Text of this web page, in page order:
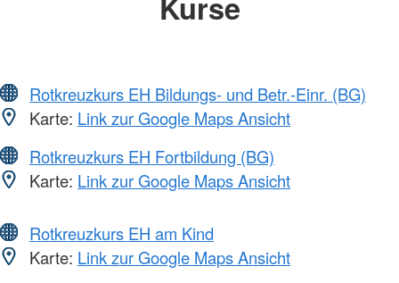
Rotkreuzkurs EH Bildungs- und Betr.-Einr. (BG)
Karte: Link zur Google Maps Ansicht
Rotkreuzkurs EH Fortbildung (BG)
Karte: Link zur Google Maps Ansicht
Rotkreuzkurs EH am Kind
Karte: Link zur Google Maps Ansicht